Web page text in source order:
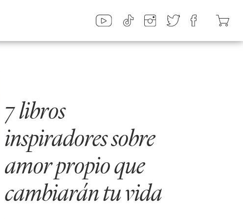
7 libros
inspiradores sobre
amor propio que
cambiarán tu vida